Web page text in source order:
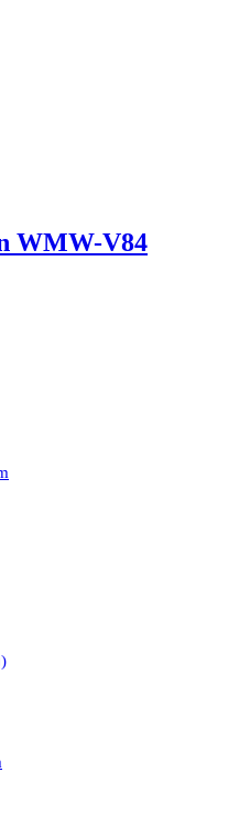
WMW-V84